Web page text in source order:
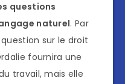
questions
naturel. Par
sur le droit
fournira une
travail, mais elle